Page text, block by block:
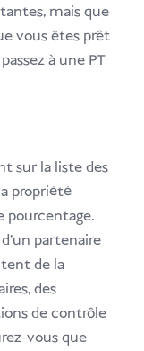
mais que
vous êtes prêt
à une PT
sur la liste des
propriété
pourcentage.
partenaire
de la
des
de contrôle
vous que